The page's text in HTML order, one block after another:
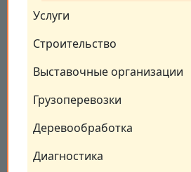
Услуги
Строительство
Выставочные организации
Грузоперевозки
Деревообработка
Диагностика